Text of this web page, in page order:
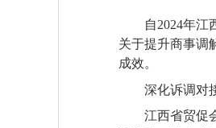
自2024年
关于提升商事调
成效。
深化诉调对
江西省贸促